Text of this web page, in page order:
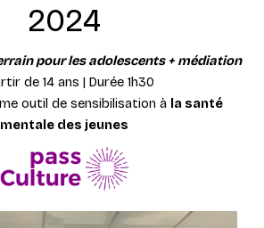
2024
pour les adolescents + médiation
de 14 ans | Durée 1h30
outil de sensibilisation à la santé
mentale des jeunes